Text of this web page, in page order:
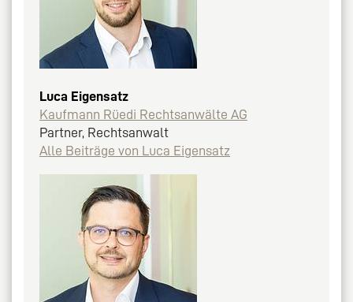
Luca Eigensatz
Kaufmann Rüedi Rechtsanwälte AG
Partner, Rechtsanwalt
Alle Beiträge von Luca Eigensatz